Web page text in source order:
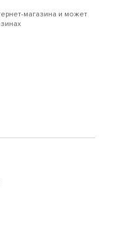
магазина и может